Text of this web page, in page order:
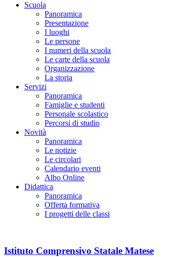
Scuola
Panoramica
Presentazione
I luoghi
Le persone
I numeri della scuola
Le carte della scuola
Organizzazione
La storia
Servizi
Panoramica
Famiglie e studenti
Personale scolastico
Percorsi di studio
Novità
Panoramica
Le notizie
Le circolari
Calendario eventi
Albo Online
Didattica
Panoramica
Offerta formativa
I progetti delle classi
Istituto Comprensivo Statale Matese